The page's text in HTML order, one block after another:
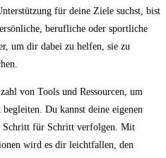
für ‌deine Ziele suchst, bist
berufliche oder sportliche
um dir‍ dabei zu helfen, sie zu
von Tools und Ressourcen, um
⁣Du kannst deine eigenen
Schritt für Schritt verfolgen. ⁢Mit
wird ⁣es dir‍ leichtfallen, den